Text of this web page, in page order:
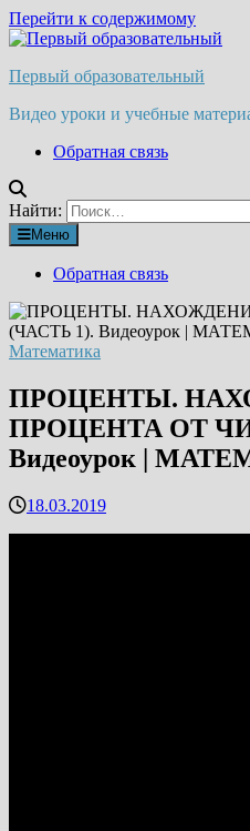
Перейти к содержимому
Первый образовательный
Видео уроки и учебные
Обратная связь
Найти:
Меню
Обратная связь
Математика
ПРОЦЕНТЫ.
ПРОЦЕНТА ОТ
Видеоурок |
18.03.2019